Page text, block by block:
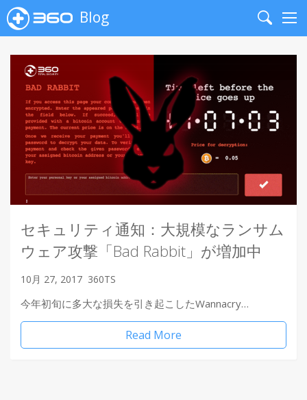
Blog
Search
セキュリティ通知：大規模なランサム
ウェア攻撃「Bad Rabbit」が増加中
10月 27, 2017 360TS
今年初旬に多大な損失を引き起こしたWannacry…
Read More